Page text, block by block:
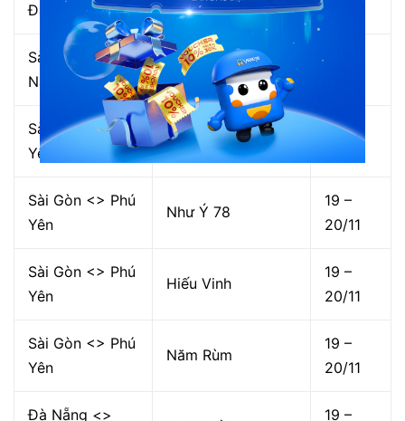
Đà Lạt
Sài Gòn <> Đà
Nẵng
Cao Nguyên
Limousine
Sài Gòn <> Phú
Yên
Phương Anh
Limousine
19 –
Sài Gòn <> Phú
Yên
Như Ý 78
19 –
20/11
Sài Gòn <> Phú
Yên
Hiếu Vinh
19 –
20/11
Sài Gòn <> Phú
Yên
Năm Rùm
19 –
20/11
Đà Nẵng <>
19 –